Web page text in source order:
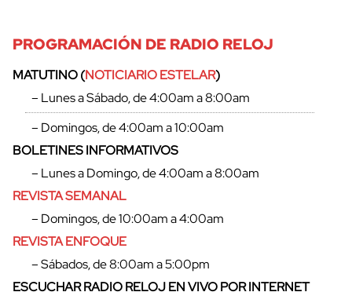
cerrar
PROGRAMACIÓN DE RADIO RELOJ
MATUTINO (NOTICIARIO ESTELAR)
– Lunes a Sábado, de 4:00am a 8:00am
– Domingos, de 4:00am a 10:00am
BOLETINES INFORMATIVOS
– Lunes a Domingo, de 4:00am a 8:00am
REVISTA SEMANAL
– Domingos, de 10:00am a 4:00am
REVISTA ENFOQUE
– Sábados, de 8:00am a 5:00pm
ESCUCHAR RADIO RELOJ EN VIVO POR INTERNET